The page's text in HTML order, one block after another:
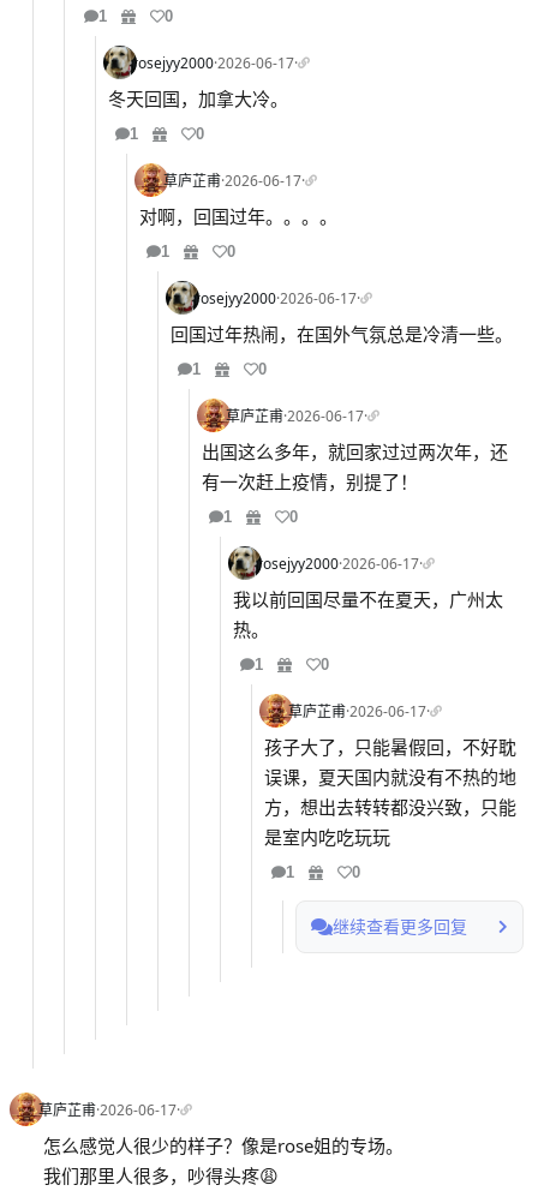
1 0
rosejyy2000·2026-06-17·
冬天回国，加拿大冷。
1 0
草庐芷甫·2026-06-17·
对啊，回国过年。。。。
1 0
rosejyy2000·2026-06-17·
回国过年热闹，在国外气氛总是冷清一些。
1 0
草庐芷甫·2026-06-17·
出国这么多年，就回家过过两次年，还
有一次赶上疫情，别提了！
1 0
rosejyy2000·2026-06-17·
我以前回国尽量不在夏天，广州太
热。
1 0
草庐芷甫·2026-06-17·
孩子大了，只能暑假回，不好耽
误课，夏天国内就没有不热的地
方，想出去转转都没兴致，只能
是室内吃吃玩玩
1 0
继续查看更多回复
草庐芷甫·2026-06-17·
怎么感觉人很少的样子？像是rose姐的专场。
我们那里人很多，吵得头疼😩